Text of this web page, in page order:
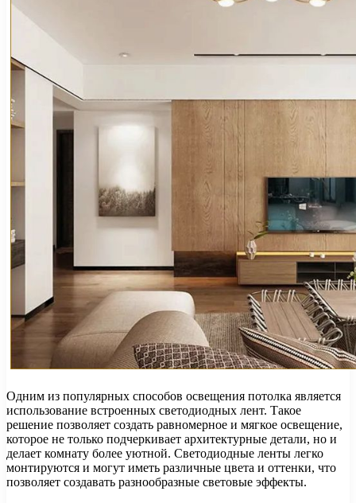
Одним из популярных способов освещения потолка является
использование встроенных светодиодных лент. Такое
решение позволяет создать равномерное и мягкое освещение,
которое не только подчеркивает архитектурные детали, но и
делает комнату более уютной. Светодиодные ленты легко
монтируются и могут иметь различные цвета и оттенки, что
позволяет создавать разнообразные световые эффекты.